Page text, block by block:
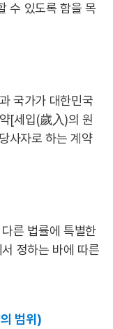
수 있도록 함을 목
국가가 대한민국
[세입(歲入)의 원
사자로 하는 계약
른 법률에 특별한
정하는 바에 따른
범위)